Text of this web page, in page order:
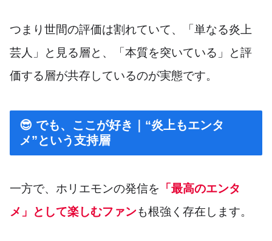
つまり世間の評価は割れていて、「単なる炎上
芸人」と見る層と、「本質を突いている」と評
価する層が共存しているのが実態です。
😎 でも、ここが好き｜“炎上もエンタ
メ”という支持層
一方で、ホリエモンの発信を 「最高のエンタ
メ」として楽しむファンも根強く存在します。